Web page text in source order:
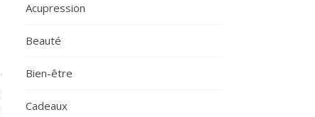
Acupression
Beauté
Bien-être
Cadeaux